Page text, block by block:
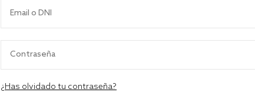
¿Has olvidado tu contraseña?